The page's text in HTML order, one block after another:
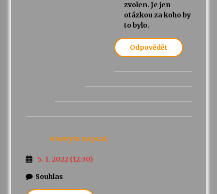
zvolen. Je jen
otázkou za koho by
to bylo.
Odpovědět
Anonym napsal:
5. 1. 2022 (12:30)
Souhlas